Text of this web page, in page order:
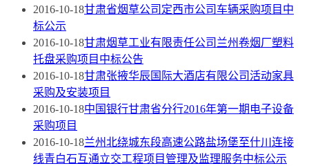
2016-10-18甘肃省烟草公司定西市公司车辆采购项目中
标公示
2016-10-18甘肃烟草工业有限责任公司兰州卷烟厂塑料
托盘采购项目中标公告
2016-10-18甘肃张掖华辰国际大酒店有限公司活动家具
采购及安装项目
2016-10-18中国银行甘肃省分行2016年第一期电子设备
采购项目
2016-10-18兰州北绕城东段高速公路盐场堡至什川连接
线青白石互通立交工程项目管理及监理服务中标公示